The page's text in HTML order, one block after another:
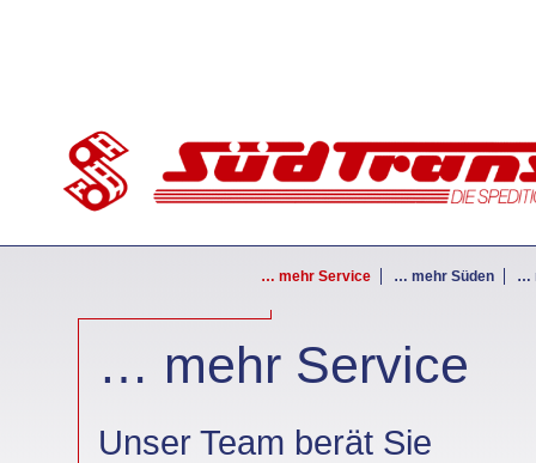
… mehr Service … mehr Süden …
… mehr Service
Unser Team berät Sie